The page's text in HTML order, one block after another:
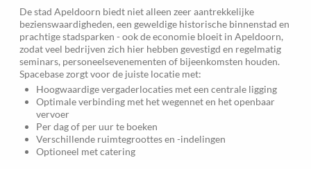
De stad Apeldoorn biedt niet alleen zeer aantrekkelijke
bezienswaardigheden, een geweldige historische binnenstad en
prachtige stadsparken - ook de economie bloeit in Apeldoorn,
zodat veel bedrijven zich hier hebben gevestigd en regelmatig
seminars, personeelsevenementen of bijeenkomsten houden.
Spacebase zorgt voor de juiste locatie met:
Hoogwaardige vergaderlocaties met een centrale ligging
Optimale verbinding met het wegennet en het openbaar
vervoer
Per dag of per uur te boeken
Verschillende ruimtegroottes en -indelingen
Optioneel met catering